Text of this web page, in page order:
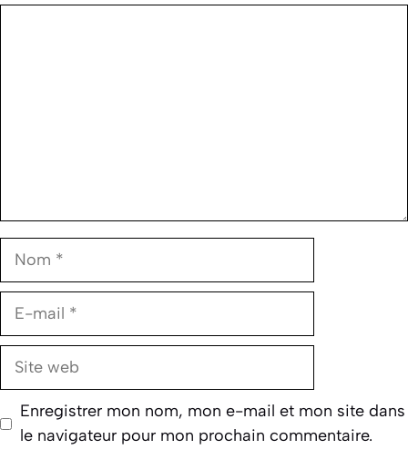
Nom
E-
Site
Enregistrer mon nom, mon e-mail et mon site dans
le navigateur pour mon prochain commentaire.